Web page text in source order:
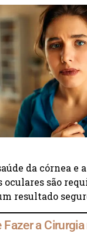
da córnea e
oculares são
resultado
Fazer a